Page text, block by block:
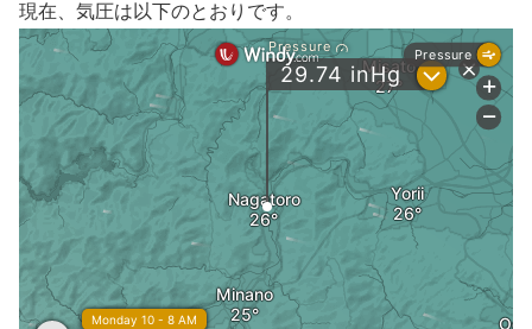
現在、気圧は以下のとおりです。